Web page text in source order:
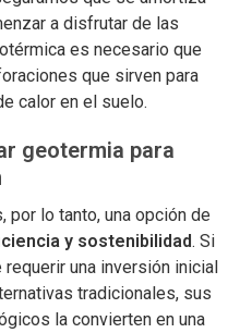
a disfrutar de las
es necesario que
que sirven para
calor en el suelo.
geotermia para
por lo tanto, una opción de
y sostenibilidad. Si
una inversión inicial
tradicionales, sus
la convierten en una